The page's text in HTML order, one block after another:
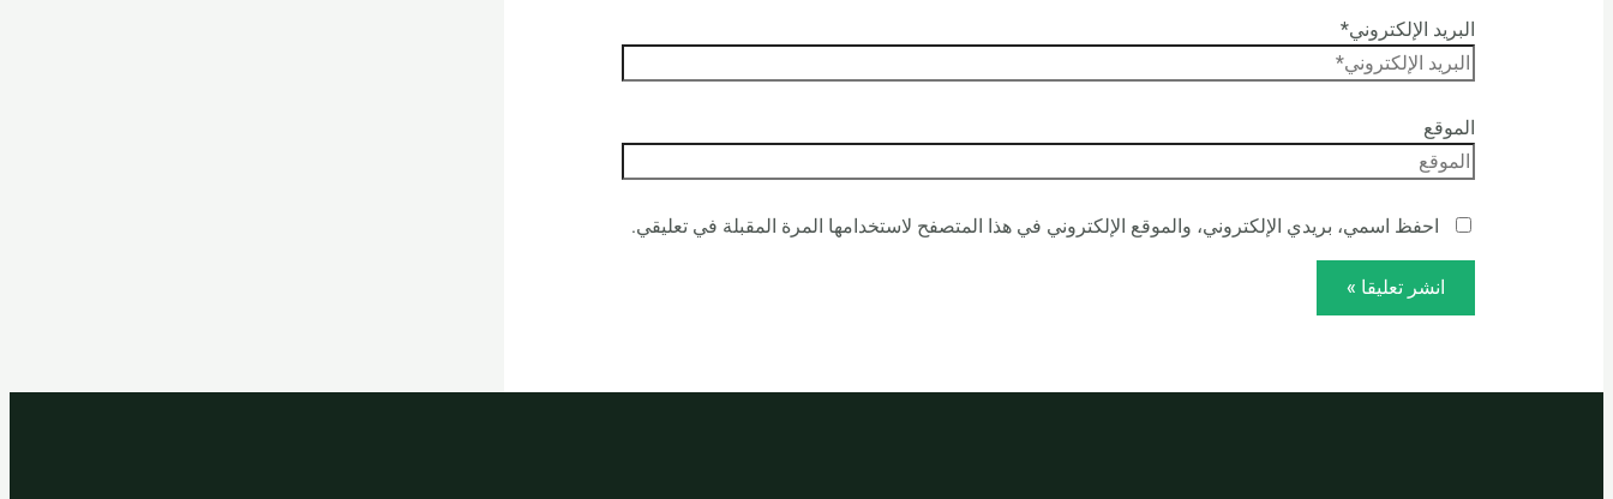
البريد الإلكتروني*
الموقع
احفظ اسمي، بريدي الإلكتروني، والموقع الإلكتروني في هذا المتصفح لاستخدامها المرة المقبلة في تعليقي.